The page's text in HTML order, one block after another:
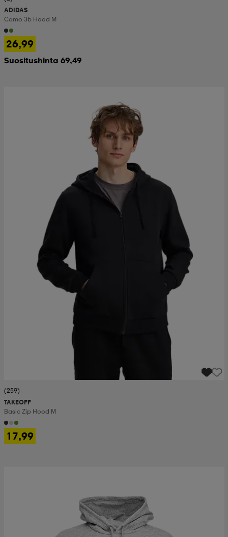
ADIDAS
Camo 3b Hood M
26,99
Suositushinta 69,49
(259)
TAKEOFF
Basic Zip Hood M
17,99